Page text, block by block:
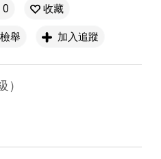
0
收藏
檢舉 加入追蹤